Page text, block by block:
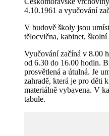
4.10.1961 a vyučování
V budově školy jsou
tělocvična, kabinet,
Vyučování začíná v 8.00
od 6.30 do 16.00 hodin.
prosvětlená a útulná. Je
zahradě, která je pro děti
materiálně vybavena. V
tabule.